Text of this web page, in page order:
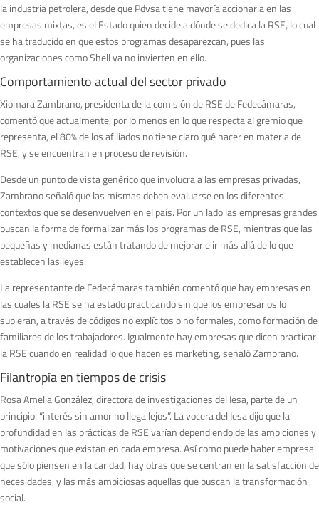
la industria petrolera, desde que Pdvsa tiene mayoría accionaria en las
empresas mixtas, es el Estado quien decide a dónde se dedica la RSE, lo cual
se ha traducido en que estos programas desaparezcan, pues las
organizaciones como Shell ya no invierten en ello.
Comportamiento actual del sector privado
Xiomara Zambrano, presidenta de la comisión de RSE de Fedecámaras,
comentó que actualmente, por lo menos en lo que respecta al gremio que
representa, el 80% de los afiliados no tiene claro qué hacer en materia de
RSE, y se encuentran en proceso de revisión.
Desde un punto de vista genérico que involucra a las empresas privadas,
Zambrano señaló que las mismas deben evaluarse en los diferentes
contextos que se desenvuelven en el país. Por un lado las empresas grandes
buscan la forma de formalizar más los programas de RSE, mientras que las
pequeñas y medianas están tratando de mejorar e ir más allá de lo que
establecen las leyes.
La representante de Fedecámaras también comentó que hay empresas en
las cuales la RSE se ha estado practicando sin que los empresarios lo
supieran, a través de códigos no explícitos o no formales, como formación de
familiares de los trabajadores. Igualmente hay empresas que dicen practicar
la RSE cuando en realidad lo que hacen es marketing, señaló Zambrano.
Filantropía en tiempos de crisis
Rosa Amelia González, directora de investigaciones del Iesa, parte de un
principio: “interés sin amor no llega lejos”. La vocera del Iesa dijo que la
profundidad en las prácticas de RSE varían dependiendo de las ambiciones y
motivaciones que existan en cada empresa. Así como puede haber empresa
que sólo piensen en la caridad, hay otras que se centran en la satisfacción de
necesidades, y las más ambiciosas aquellas que buscan la transformación
social.